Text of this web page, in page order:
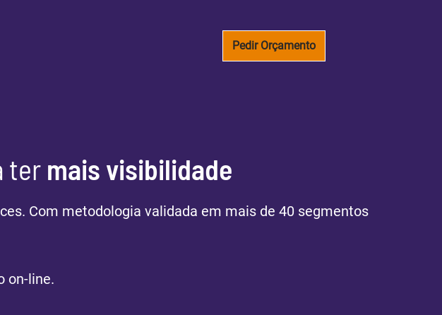
Pedir Orçamento
ter mais visibilidade
Com metodologia validada em mais de 40 segmentos
on-line.